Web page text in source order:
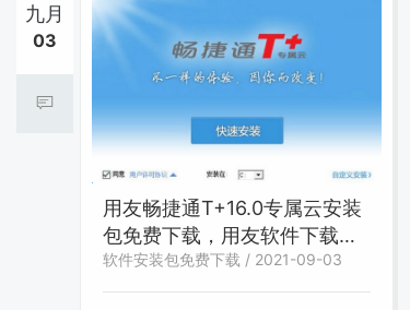
源管理、决策支持、集团应用、企业应
用集成、移动应用等。
九月
03
用友畅捷通T+16.0专属云安装
包免费下载，用友软件下载地
址
软件安装包免费下载 / 2021-09-03